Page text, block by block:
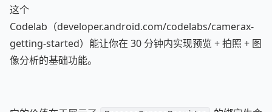
这个
Codelab（developer.android.com/codelabs/camerax-
getting-started）能让你在 30 分钟内实现预览 + 拍照 + 图
像分析的基础功能。